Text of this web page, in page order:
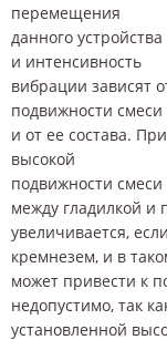
перемещения
данного устройства
и интенсивность
вибрации зависят
подвижности смеси
и от ее состава. При
высокой
подвижности смеси
между гладилкой и
увеличивается,
кремнезем, и в
может привести к
недопустимо, так
установленной